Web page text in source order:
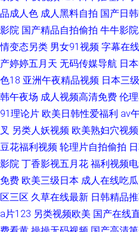
品成人色 成人黑料自拍 国产日
影院 国产精品自拍偷拍 牛牛影
情变态另类 男女91视频 字幕在
产婷婷五月天 无码传媒导航 日
色18 亚洲午夜精品视频 日本三
韩午夜场 成人视频高清免费 伦
91理论片 欧美日韩性爱福利 av
叉 另类人妖视频 欧美熟妇穴视频
豆花福利视频 轮理片自拍偷拍
影院 丁香影视五月花 福利视频
免费 欧美三级日本 成人在线吃
区三区 久草在线最新 日韩精品
a片123 另类视频欧美 国产在线